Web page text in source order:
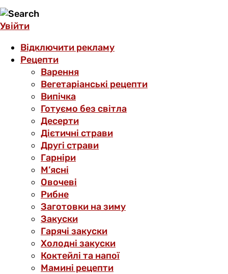
Увійти
Відключити рекламу
Рецепти
Варення
Вегетаріанські рецепти
Випічка
Готуємо без світла
Десерти
Дієтичні страви
Другі страви
Гарніри
М’ясні
Овочеві
Рибне
Заготовки на зиму
Закуски
Гарячі закуски
Холодні закуски
Коктейлі та напої
Мамині рецепти